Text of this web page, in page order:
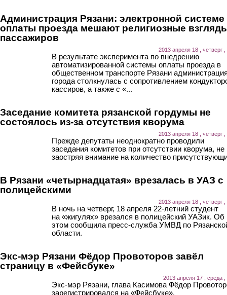
Администрация Рязани: электронной системе
оплаты проезда мешают религиозные
пассажиров
2013 апреля 18 , четверг ,
В результате эксперимента по внедрению
автоматизированной системы оплаты проезда в
общественном транспорте Рязани
города столкнулась с сопротивлением
кассиров, а также с «...
Заседание комитета рязанской гордумы не
состоялось из-за отсутствия кворума
2013 апреля 18 , четверг ,
Прежде депутаты неоднократно проводили
заседания комитетов при отсутствии кворума, не
заостряя внимание на количество
В Рязани «четырнадцатая» врезалась в УАЗ с
полицейскими
2013 апреля 18 , четверг ,
В ночь на четверг, 18 апреля 22-летний студент
на «жигулях» врезался в полицейский УАЗик. Об
этом сообщила пресс-служба УМВД по
области.
Экс-мэр Рязани Фёдор Провоторов завёл
страницу в «Фейсбуке»
2013 апреля 17 , среда ,
Экс-мэр Рязани, глава Касимова Фёдор
зарегистрировался на «Фейсбуке».